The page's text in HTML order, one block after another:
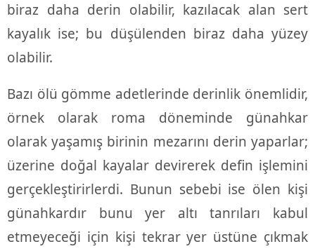
biraz daha derin olabilir, kazılacak alan sert
kayalık ise; bu düşülenden biraz daha yüzey
olabilir.
Bazı ölü gömme adetlerinde derinlik önemlidir,
örnek olarak roma döneminde günahkar
olarak yaşamış birinin mezarını derin yaparlar;
üzerine doğal kayalar devirerek defin işlemini
gerçekleştirirlerdi. Bunun sebebi ise ölen kişi
günahkardır bunu yer altı tanrıları kabul
etmeyeceği için kişi tekrar yer üstüne çıkmak